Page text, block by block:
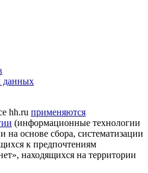
данных
hh.ru применяются
(информационные технологии
на основе сбора, систематизации
к предпочтениям
находящихся на территории